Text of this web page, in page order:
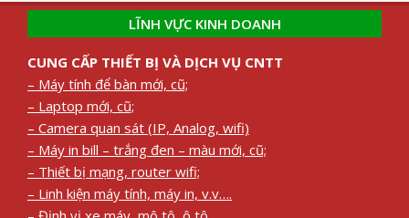
LĨNH VỰC KINH DOANH
CUNG CẤP THIẾT BỊ VÀ DỊCH VỤ CNTT
– Máy tính để bàn mới, cũ;
– Laptop mới, cũ;
– Camera quan sát (IP, Analog, wifi)
– Máy in bill – trắng đen – màu mới, cũ;
– Thiết bị mạng, router wifi;
– Linh kiện máy tính, máy in, v.v….